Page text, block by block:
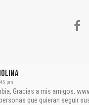
pm
Gracias a mis amigos,
que quieran seguir